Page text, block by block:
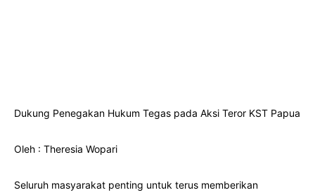
Dukung Penegakan Hukum Tegas pada Aksi Teror KST Papua
Oleh : Theresia Wopari
Seluruh masyarakat penting untuk terus memberikan